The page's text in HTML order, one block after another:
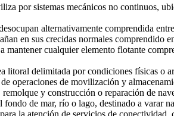
por sistemas mecánicos no continuos,
alternativamente comprendida
en sus crecidas normales comprendido
cualquier elemento flotante
delimitada por condiciones físicas o
operaciones de movilización y
y construcción o reparación de
de mar, río o lago, destinado a varar
la atención de servicios de conectividad,